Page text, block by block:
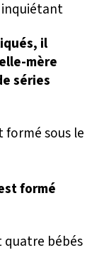
il
mère
séries
formé